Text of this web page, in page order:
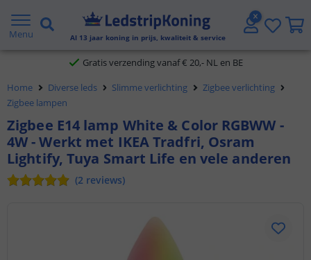
Menu Al 13 jaar koning in prijs, kwaliteit & service
5 jaar garantie
Gratis verzending vanaf € 20,- NL en BE
Klantbeoordeling 9.1
Voor 23:45 uur besteld,morgen in huis
Home Diverse leds Slimme verlichting
Zigbee verlichting
Zigbee lampen
Zigbee E14 lamp White & Color RGBWW -
4W - Werkt met IKEA Tradfri, Osram
Lightify, Tuya Smart Life en vele anderen
(2 reviews)